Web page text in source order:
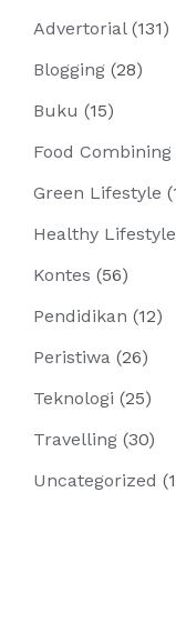
Advertorial(131)
Blogging (28)
Buku (15)
Food Combining
Green Lifestyle
Healthy Lifestyle
Kontes (56)
Pendidikan (12)
Peristiwa (26)
Teknologi (25)
Travelling (30)
Uncategorized